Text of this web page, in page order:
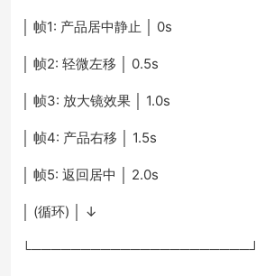
│ 帧1: 产品居中静止 │ 0s
│ 帧2: 轻微左移 │ 0.5s
│ 帧3: 放大镜效果 │ 1.0s
│ 帧4: 产品右移 │ 1.5s
│ 帧5: 返回居中 │ 2.0s
│ (循环) │ ↓
└──────────────────────┘